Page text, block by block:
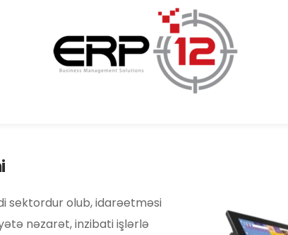
nəzarət, inzibati işlərlə